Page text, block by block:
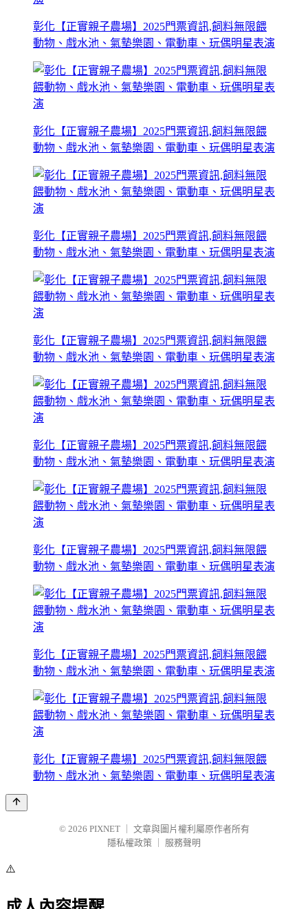
彰化【正實親子農場】2025門票資訊,飼料無限餵
動物、戲水池、氣墊樂園、電動車、玩偶明星表演
彰化【正實親子農場】2025門票資訊,飼料無限餵
動物、戲水池、氣墊樂園、電動車、玩偶明星表演
彰化【正實親子農場】2025門票資訊,飼料無限餵
動物、戲水池、氣墊樂園、電動車、玩偶明星表演
彰化【正實親子農場】2025門票資訊,飼料無限餵
動物、戲水池、氣墊樂園、電動車、玩偶明星表演
彰化【正實親子農場】2025門票資訊,飼料無限餵
動物、戲水池、氣墊樂園、電動車、玩偶明星表演
彰化【正實親子農場】2025門票資訊,飼料無限餵
動物、戲水池、氣墊樂園、電動車、玩偶明星表演
彰化【正實親子農場】2025門票資訊,飼料無限餵
動物、戲水池、氣墊樂園、電動車、玩偶明星表演
彰化【正實親子農場】2025門票資訊,飼料無限餵
動物、戲水池、氣墊樂園、電動車、玩偶明星表演
© 2026 PIXNET
文章與圖片權利屬原作者所有
隱私權政策
服務聲明
⚠️